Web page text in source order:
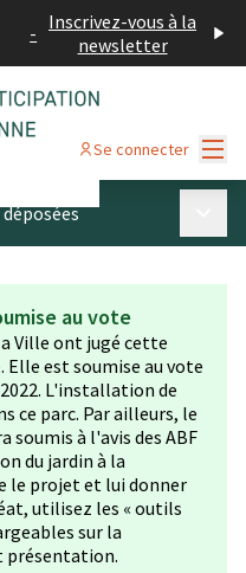
- Inscrivez-vous à la
newsletter
Se connecter
déposées
au vote
Ville ont jugé cette
est soumise au vote
L'installation de
ce parc. Par ailleurs, le
soumis à l'avis des ABF
du jardin à la
le projet et lui donner
utilisez les « outils
sur la
présentation.